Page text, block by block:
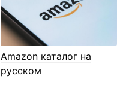
Amazon каталог на
русском